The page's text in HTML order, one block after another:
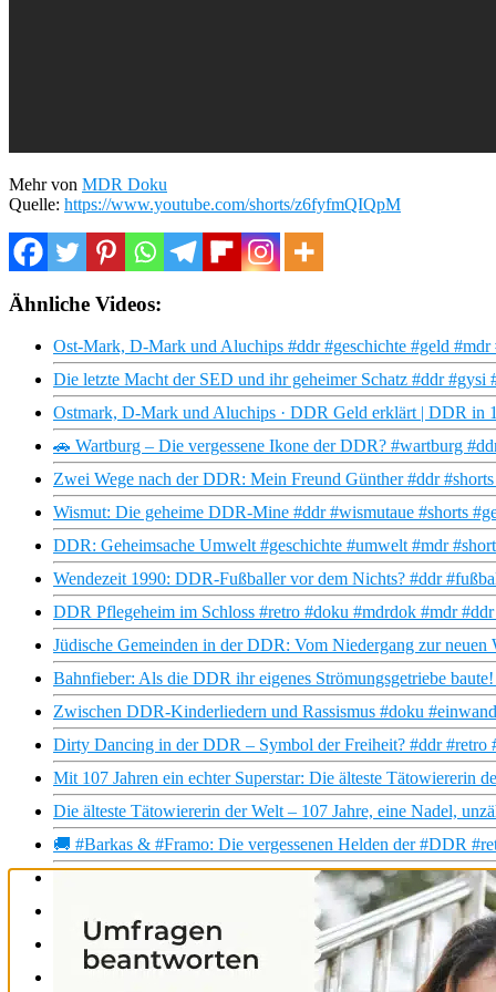
Mehr von MDR Doku
Quelle: https://www.youtube.com/shorts/z6fyfmQIQpM
Ähnliche Videos:
Ost-Mark, D-Mark und Aluchips #ddr #geschichte #geld
Die letzte Macht der SED und ihr geheimer Schatz #ddr #gysi
Ostmark, D-Mark und Aluchips · DDR Geld erklärt | DDR in
🚗 Wartburg – Die vergessene Ikone der DDR? #wartburg
Zwei Wege nach der DDR: Mein Freund Günther #ddr
Wismut: Die geheime DDR-Mine #ddr #wismutaue #shorts
DDR: Geheimsache Umwelt #geschichte #umwelt #mdr
Wendezeit 1990: DDR-Fußballer vor dem Nichts? #ddr
DDR Pflegeheim im Schloss #retro #doku #mdrdok #mdr #ddr
Jüdische Gemeinden in der DDR: Vom Niedergang zur
Bahnfieber: Als die DDR ihr eigenes Strömungsgetriebe
Zwischen DDR-Kinderliedern und Rassismus #doku
Dirty Dancing in der DDR – Symbol der Freiheit? #ddr #retro
Mit 107 Jahren ein echter Superstar: Die älteste Tätowiererin
Die älteste Tätowiererin der Welt – 107 Jahre, eine Nadel,
🚚 #Barkas & #Framo: Die vergessenen Helden der #DDR
Wettleuchten statt Wettrüsten: Wie die #DDR die Nacht
Die Stasi – VEB „Horch und Guck“ #ddr #geschichte
Kollektiv statt Ausbeutung #ddr #geschichte #wirtschaft
Katastrophenwinter 1978/79 in #Oberhof #ddr #geschichte